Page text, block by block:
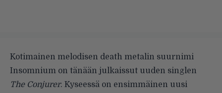
Kotimainen melodisen death metalin suurnimi
Insomnium on tänään julkaissut uuden singlen
The Conjurer. Kyseessä on ensimmäinen uusi